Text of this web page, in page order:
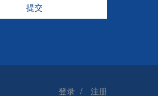
提交
登录 / 注册